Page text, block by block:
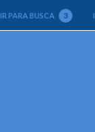
IR PARA BUSCA 3